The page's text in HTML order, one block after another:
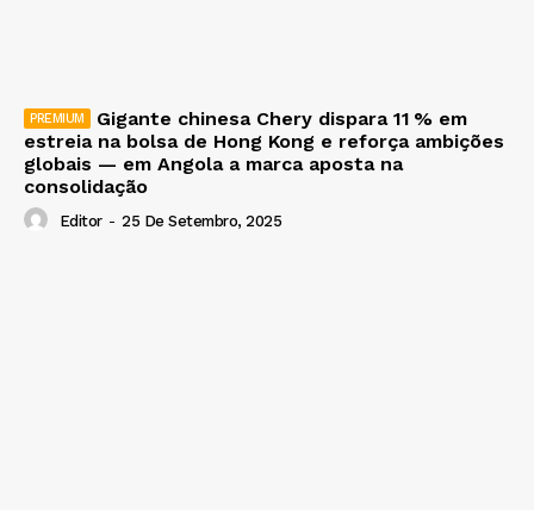
Gigante chinesa Chery dispara 11 % em
estreia na bolsa de Hong Kong e reforça ambições
globais — em Angola a marca aposta na
consolidação
Editor - 25 De Setembro, 2025